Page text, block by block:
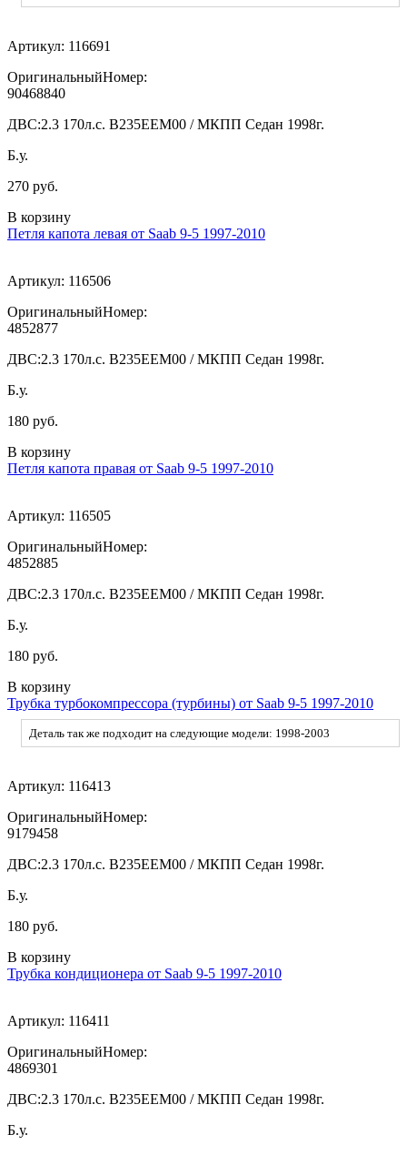
Артикул: 116691
ОригинальныйНомер:
90468840
ДВС:2.3 170л.с. В235ЕЕМ00 / МКПП Седан 1998г.
Б.у.
270 руб.
В корзину
Петля капота левая от Saab 9-5 1997-2010
Артикул: 116506
ОригинальныйНомер:
4852877
ДВС:2.3 170л.с. В235ЕЕМ00 / МКПП Седан 1998г.
Б.у.
180 руб.
В корзину
Петля капота правая от Saab 9-5 1997-2010
Артикул: 116505
ОригинальныйНомер:
4852885
ДВС:2.3 170л.с. В235ЕЕМ00 / МКПП Седан 1998г.
Б.у.
180 руб.
В корзину
Трубка турбокомпрессора (турбины) от Saab 9-5 1997-2010
Деталь так же подходит на следующие модели: 1998-2003
Артикул: 116413
ОригинальныйНомер:
9179458
ДВС:2.3 170л.с. В235ЕЕМ00 / МКПП Седан 1998г.
Б.у.
180 руб.
В корзину
Трубка кондиционера от Saab 9-5 1997-2010
Артикул: 116411
ОригинальныйНомер:
4869301
ДВС:2.3 170л.с. В235ЕЕМ00 / МКПП Седан 1998г.
Б.у.